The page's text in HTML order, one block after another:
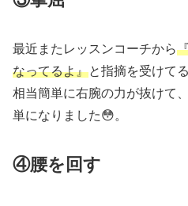
最近またレッスンコーチから
なってるよ』と指摘を受けて
相当簡単に右腕の力が抜けて
単になりました😳。
④腰を回す